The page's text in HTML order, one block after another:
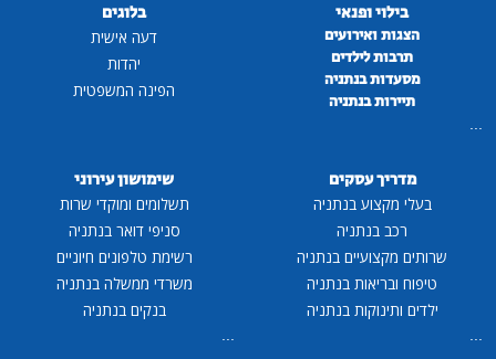
בילוי ופנאי
הצגות ואירועים
תרבות לילדים
מסעדות בנתניה
תיירות בנתניה
...
בלוגים
דעה אישית
יהדות
הפינה המשפטית
מדריך עסקים
בעלי מקצוע בנתניה
רכב בנתניה
שרותים מקצועיים בנתניה
טיפוח ובריאות בנתניה
ילדים ותינוקות בנתניה
...
שימושון עירוני
תשלומים ומוקדי שרות
סניפי דואר בנתניה
רשימת טלפונים חיוניים
משרדי ממשלה בנתניה
בנקים בנתניה
...